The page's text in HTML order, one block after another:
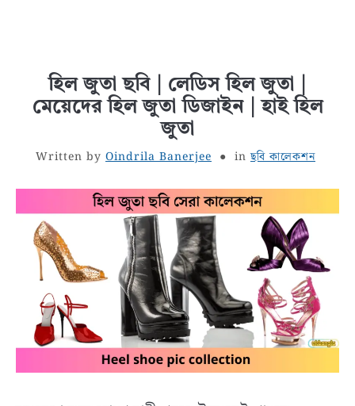
হিল জুতা ছবি | লেডিস হিল জুতা |
মেয়েদের হিল জুতা ডিজাইন | হাই হিল
জুতা
Written by Oindrila Banerjee inছবি কালেকশন